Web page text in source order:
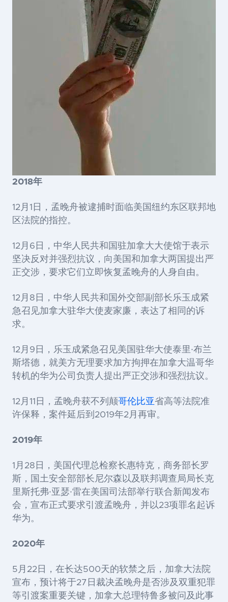
2018年
12月1日，孟晚舟被逮捕时面临美国纽约东区联邦地
区法院的指控。
12月6日，中华人民共和国驻加拿大大使馆于表示
坚决反对并强烈抗议，向美国和加拿大两国提出严
正交涉，要求它们立即恢复孟晚舟的人身自由。
12月8日，中华人民共和国外交部副部长乐玉成紧
急召见加拿大驻华大使麦家廉，表达了相同的诉
求。
12月9日，乐玉成紧急召见美国驻华大使泰里·布兰
斯塔德，就美方无理要求加方拘押在加拿大温哥华
转机的华为公司负责人提出严正交涉和强烈抗议。
12月11日，孟晚舟获不列颠哥伦比亚省高等法院准
许保释，案件延后到2019年2月再审。
2019年
1月28日，美国代理总检察长惠特克，商务部长罗
斯，国土安全部部长尼尔森以及联邦调查局局长克
里斯托弗·亚瑟·雷在美国司法部举行联合新闻发布
会，宣布正式要求引渡孟晚舟，并以23项罪名起诉
华为。
2020年
5月22日，在长达500天的软禁之后，加拿大法院
宣布，预计将于27日裁决孟晚舟是否涉及双重犯罪
等引渡案重要关键，加拿大总理特鲁多被问及此事